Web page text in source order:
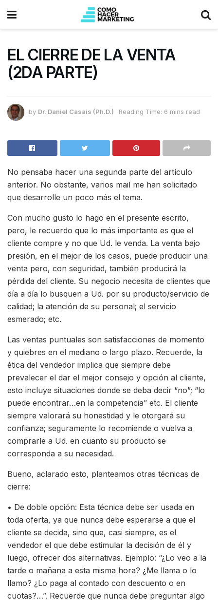
EL CIERRE DE LA VENTA
(2DA PARTE)
by Dr. Daniel Casais (Ph.D.) Reading Time: 6 mins read
No pensaba hacer una segunda parte del artículo
anterior. No obstante, varios mail me han solicitado
que desarrolle un poco más el tema.
Con mucho gusto lo hago en el presente escrito,
pero, le recuerdo que lo más importante es que el
cliente compre y no que Ud. le venda. La venta bajo
presión, en el mejor de los casos, puede producir una
venta pero, con seguridad, también producirá la
pérdida del cliente. Su negocio necesita de clientes que
día a día lo busquen a Ud. por su producto/servicio de
calidad; la atención de su personal; el servicio
esmerado; etc.
Las ventas puntuales son satisfacciones de momento
y quiebres en el mediano o largo plazo. Recuerde, la
ética del vendedor implica que siempre debe
prevalecer el dar el mejor consejo y opción al cliente,
esto incluye situaciones donde se deba decir “no”; “lo
puede encontrar…en la competencia” etc. El cliente
siempre valorará su honestidad y le otorgará su
confianza; seguramente lo recomiende o vuelva a
comprarle a Ud. en cuanto su producto se
corresponda a su necesidad.
Bueno, aclarado esto, planteamos otras técnicas de
cierre:
• De doble opción: Esta técnica debe ser usada en
toda oferta, ya que nunca debe esperarse a que el
cliente se decida, sino que, casi siempre, es el
vendedor el que debe estimular la decisión de él y
luego, ofrecer dos alternativas. Ejemplo: “¿Lo veo a la
tarde o mañana a esta misma hora? ¿Me llama o lo
llamo? ¿Lo paga al contado con descuento o en
cuotas?…”. Recuerde que nunca debe preguntar algo